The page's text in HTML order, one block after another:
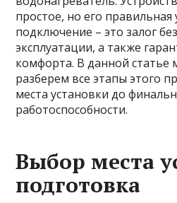
простое, но его правильная
подключение – это залог
эксплуатации, а также
комфорта. В данной статье
разберем все этапы этого
места установки до
работоспособности.
Выбор места
подготовка